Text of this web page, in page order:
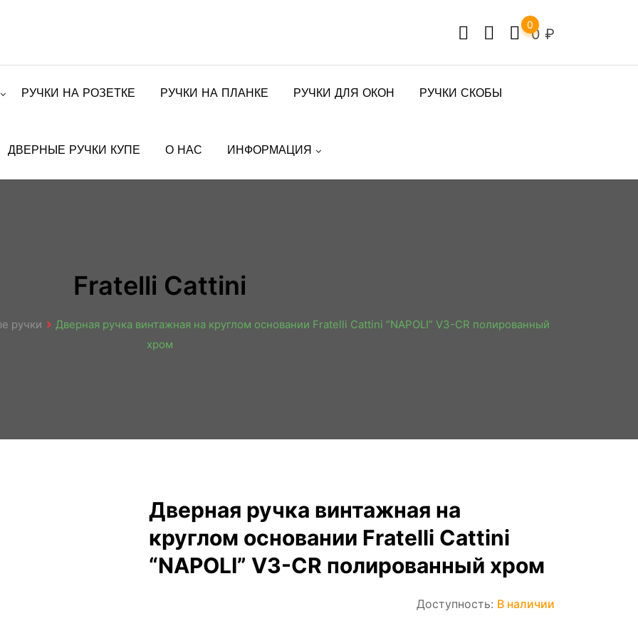
0 ₽
0
РУЧКИ НА РОЗЕТКЕ РУЧКИ НА ПЛАНКЕ РУЧКИ ДЛЯ ОКОН РУЧКИ СКОБЫ
ДВЕРНЫЕ РУЧКИ КУПЕ О НАС ИНФОРМАЦИЯ
Fratelli Cattini
ручки
Дверная ручка винтажная на круглом основании Fratelli Cattini “NAPOLI” V3-CR полированный
хром
Дверная ручка винтажная на
круглом основании Fratelli Cattini
“NAPOLI” V3-CR полированный хром
Доступность: В наличии